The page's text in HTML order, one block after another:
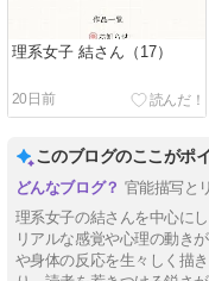
理系女子 結さん（17）
20日前
このブログのここがポ
官能描写と
理系女子の結さんを中心に
リアルな感覚や心理の動き
や身体の反応を生々しく描